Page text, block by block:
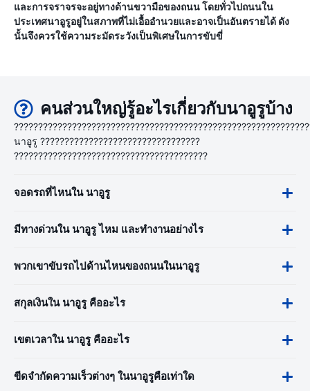
และการจราจรจะอยู่ทางด้านขวามือของถนน โดยทั่วไปถนนใน
ประเทศนาอูรูอยู่ในสภาพที่ไม่เอื้ออำนวยและอาจเป็นอันตรายได้ ดัง
นั้นจึงควรใช้ความระมัดระวังเป็นพิเศษในการขับขี่
คนส่วนใหญ่รู้อะไรเกี่ยวกับนาอูรูบ้าง
นาอูรู ?????????????????????????????????
????????????????????????????????????????
จอดรถที่ไหนใน นาอูรู
มีทางด่วนใน นาอูรู ไหม และทำงานอย่างไร
พวกเขาขับรถไปด้านไหนของถนนในนาอูรู
สกุลเงินใน นาอูรู คืออะไร
เขตเวลาใน นาอูรู คืออะไร
ขีดจำกัดความเร็วต่างๆ ในนาอูรูคือเท่าใด